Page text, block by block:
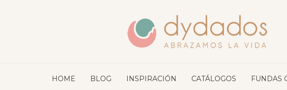
HOME BLOG INSPIRACIÓN CATÁLOGOS FUNDAS